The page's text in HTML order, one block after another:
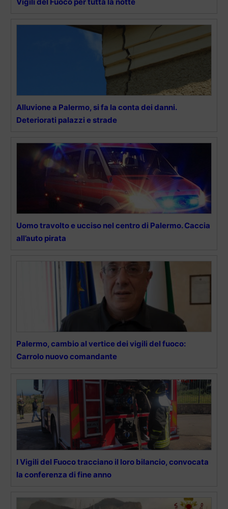
Alluvione a Palermo, si fa la conta dei danni.
Deteriorati palazzi e strade
Uomo travolto e ucciso nel centro di Palermo. Caccia
all’auto pirata
Palermo, cambio al vertice dei vigili del fuoco:
Carrolo nuovo comandante
I Vigili del Fuoco tracciano il loro bilancio, convocata
la conferenza di fine anno